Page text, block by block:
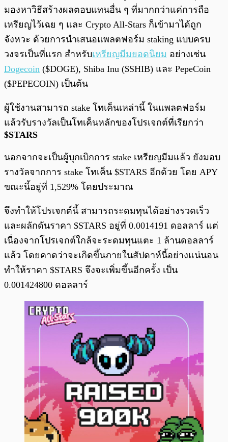
มองหาวิธีสร้างผลตอบแทนอื่น ๆ ที่มากกว่าแค่การถือ
เหรียญไว้เฉย ๆ และ Crypto All-Stars ก็เข้ามาได้ถูก
จังหวะ ด้วยการนำเสนอแพลตฟอร์ม staking แบบครบ
วงจรเป็นที่แรก สำหรับเหรียญมีมยอดนิยม อย่างเช่น
Dogecoin ($DOGE), Shiba Inu ($SHIB) และ PepeCoin
($PEPECOIN) เป็นต้น
ผู้ใช้งานสามารถ stake โทเค็นเหล่านี้ ในแพลตฟอร์ม
แล้วรับรางวัลเป็นโทเค็นหลักของโปรเจกต์ที่เรียกว่า
$STARS
นอกจากจะเป็นผู้บุกเบิกการ stake เหรียญมีมแล้ว ยังมอบ
รางวัลจากการ stake โทเค็น $STARS อีกด้วย โดย APY
ขณะนี้อยู่ที่ 1,529% โดยประมาณ
จึงทำให้โปรเจกต์นี้ สามารถระดมทุนได้อย่างรวดเร็ว
และผลักดันราคา $STARS อยู่ที่ 0.0014191 ดอลลาร์ แต่
เนื่องจากโปรเจกต์ใกล้จะระดมทุนแตะ 1 ล้านดอลลาร์
แล้ว โดยคาดว่าจะเกิดขึ้นภายในสัปดาห์นี้อย่างแน่นอน
ทำให้ราคา $STARS จึงจะเพิ่มขึ้นอีกครั้ง เป็น
0.001424800 ดอลลาร์